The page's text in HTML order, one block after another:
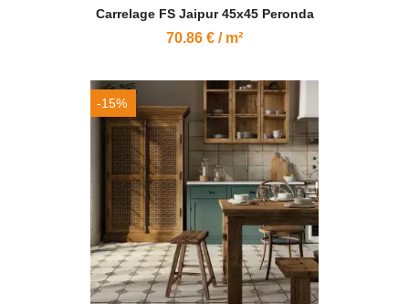
Carrelage FS Jaipur 45x45 Peronda
70.86 € / m²
-15%